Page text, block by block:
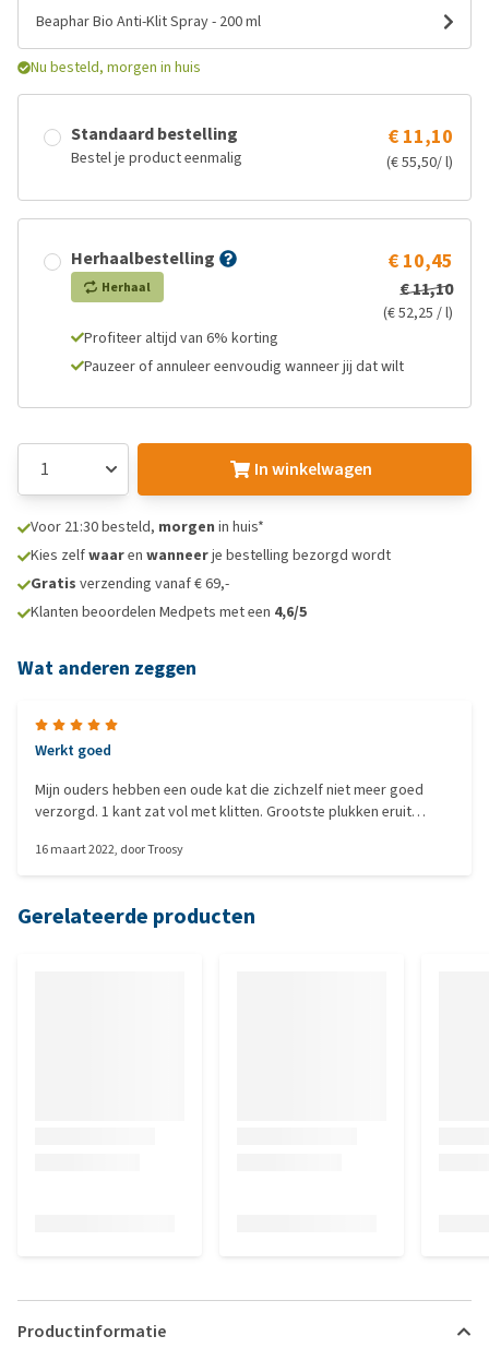
Beaphar Bio Anti-Klit Spray - 200 ml
Nu besteld, morgen in huis
Standaard bestelling
Bestel je product eenmalig
€ 11,10
(€ 55,50/ l)
Herhaalbestelling
Herhaal
€ 10,45
€ 11,10
(€ 52,25 / l)
Profiteer altijd van 6% korting
Pauzeer of annuleer eenvoudig wanneer jij dat wilt
In winkelwagen
Voor 21:30 besteld, morgen in huis*
Kies zelfwaaren wanneerje bestelling bezorgd wordt
Gratis verzending vanaf € 69,-
Klanten beoordelen Medpets met een 4,6/5
Wat anderen zeggen
Werkt goed
Mijn ouders hebben een oude kat die zichzelf niet meer goed
verzorgd. 1 kant zat vol met klitten. Grootste plukken eruit
met een spijkerborstel. Vacht van de poes ziet er stukken beter
16 maart 2022, doorTroosy
Gerelateerde producten
Productinformatie